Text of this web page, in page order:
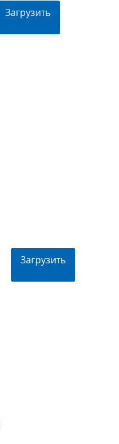
Загрузить
Загрузить